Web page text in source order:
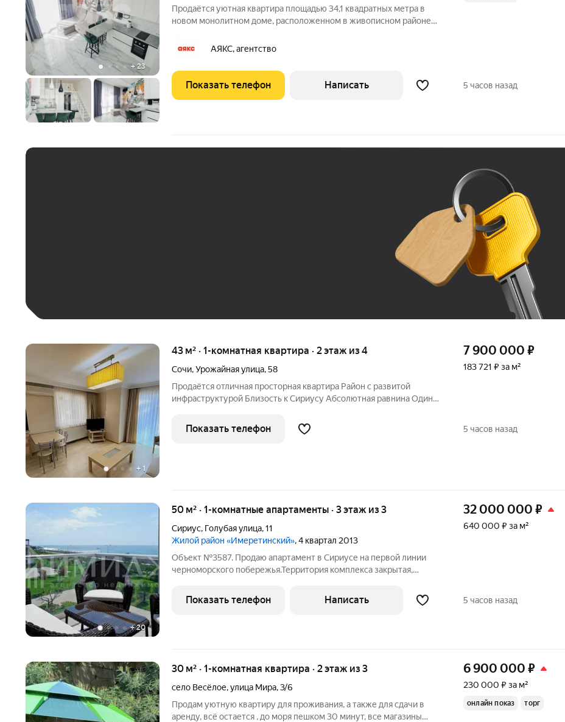
+23
Продаётся уютная квартира площадью 34,1 квадратных метра в
новом монолитном доме, расположенном в живописном районе
построенного в 2020 году. Из окон открывается прекрасный вид
АЯКС, агентство
Показать телефон Написать 5 часов назад
+ 1
43 м² · 1-комнатная квартира · 2 этаж из 4
Сочи,Урожайная улица,58
Продаётся отличная просторная квартира Район с развитой
инфраструктурой Близость к Сириусу Абсолютная равнина Один
7 900 000 ₽
183 721 ₽ за м²
Показать телефон 5 часов назад
+20
50 м² · 1-комнатные апартаменты · 3 этаж из 3
Сириус, Голубая улица,11
Жилой район «Имеретинский», 4 квартал 2013
Объект №3587. Продаю апартамент в Сириусе на первой линии
черноморского побережья.Территория комплекса закрытая,
несколько бассейнов. очень много зелени, детские и спортивные
площадки, зоны
32 000 000 ₽
640 000 ₽ за м²
Показать телефон Написать 5 часов назад
30 м² · 1-комнатная квартира · 2 этаж из 3
село Весёлое,улица Мира,3/6
Продам уютную квартиру для проживания, а также для сдачи в
аренду, всё остается , до моря пешком 30 минут, все магазины
6 900 000 ₽
230 000 ₽ за м²
онлайн показ торг